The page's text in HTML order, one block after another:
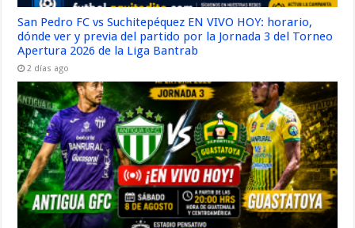
San Pedro FC vs Suchitepéquez EN VIVO HOY: horario,
dónde ver y previa del partido por la Jornada 3 del Torneo
Apertura 2026 de la Liga Bantrab
2 días ago